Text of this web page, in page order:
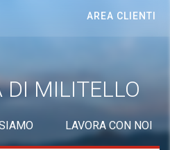
AREA CLIENTI
DI MILITELLO
LAVORA CON NOI